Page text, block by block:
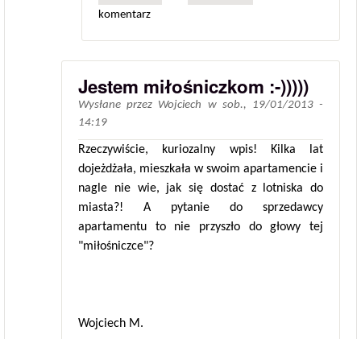
komentarz
Jestem miłośniczkom :-)))))
Wysłane przez Wojciech w sob., 19/01/2013 -
14:19
Rzeczywiście, kuriozalny wpis! Kilka lat
dojeżdżała, mieszkała w swoim apartamencie i
nagle nie wie, jak się dostać z lotniska do
miasta?! A pytanie do sprzedawcy
apartamentu to nie przyszło do głowy tej
"miłośniczce"?
Wojciech M.